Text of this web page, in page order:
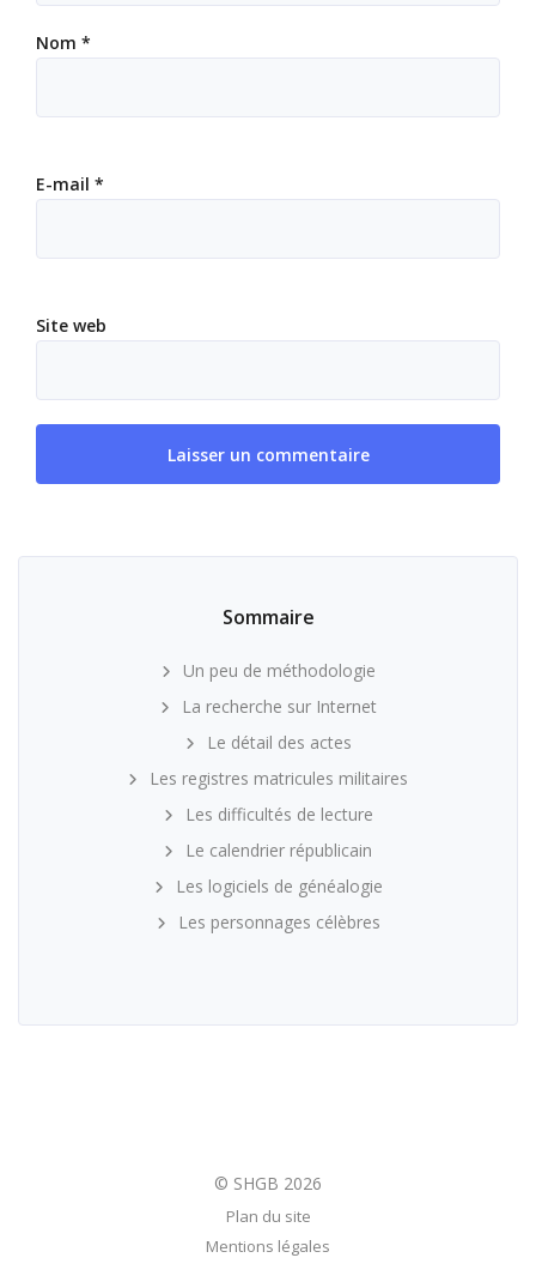
Nom *
E-mail *
Site web
Sommaire
Un peu de méthodologie
La recherche sur Internet
Le détail des actes
Les registres matricules militaires
Les difficultés de lecture
Le calendrier républicain
Les logiciels de généalogie
Les personnages célèbres
Plan du site
Mentions légales